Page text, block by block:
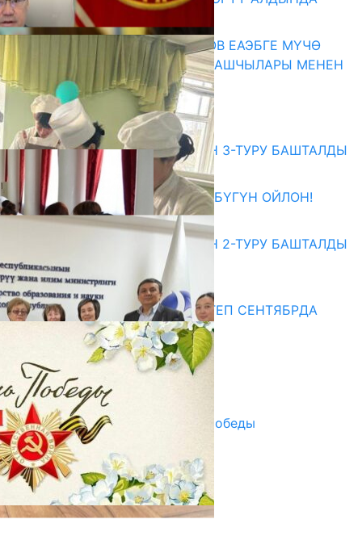
07.08.2026
ПРЕЗИДЕНТ САДЫР ЖАПАРОВ ЕАЭБГЕ МҮЧӨ
МАМЛЕКЕТТЕРДИН ӨКМӨТ БАШЧЫЛАРЫ МЕНЕН
ЖОЛУГУШТУ
07.08.2026
Абитуриент
ЖОЖДОРГО КАБЫЛ АЛУУНУН 3-ТУРУ БАШТАЛДЫ
27.07.2026
ӨЗҮҢДҮН КЕЛЕЧЕГИҢ ҮЧҮН БҮГҮН ОЙЛОН!
20.07.2026
ЖОЖДОРГО КАБЫЛ АЛУУНУН 2-ТУРУ БАШТАЛДЫ
20.07.2026
Медиа
СУЗАКТА 750 ОРУНДУУ МЕКТЕП СЕНТЯБРДА
ПАЙДАЛАНУУГА БЕРИЛЕТ
07.08.2025
Улуу Жеңиштин жандуу сөзү
29.04.2025
Награды в преддверии Дня Победы
29.04.2025